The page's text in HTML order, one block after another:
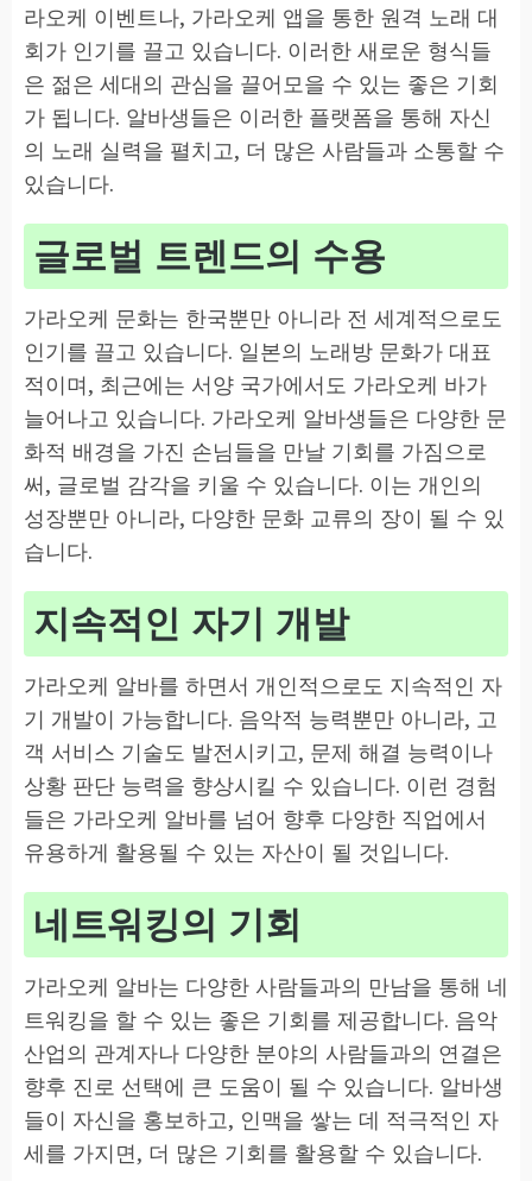
라오케 이벤트나, 가라오케 앱을 통한 원격 노래 대
회가 인기를 끌고 있습니다. 이러한 새로운 형식들
은 젊은 세대의 관심을 끌어모을 수 있는 좋은 기회
가 됩니다. 알바생들은 이러한 플랫폼을 통해 자신
의 노래 실력을 펼치고, 더 많은 사람들과 소통할 수
있습니다.
글로벌 트렌드의 수용
가라오케 문화는 한국뿐만 아니라 전 세계적으로도
인기를 끌고 있습니다. 일본의 노래방 문화가 대표
적이며, 최근에는 서양 국가에서도 가라오케 바가
늘어나고 있습니다. 가라오케 알바생들은 다양한 문
화적 배경을 가진 손님들을 만날 기회를 가짐으로
써, 글로벌 감각을 키울 수 있습니다. 이는 개인의
성장뿐만 아니라, 다양한 문화 교류의 장이 될 수 있
습니다.
지속적인 자기 개발
가라오케 알바를 하면서 개인적으로도 지속적인 자
기 개발이 가능합니다. 음악적 능력뿐만 아니라, 고
객 서비스 기술도 발전시키고, 문제 해결 능력이나
상황 판단 능력을 향상시킬 수 있습니다. 이런 경험
들은 가라오케 알바를 넘어 향후 다양한 직업에서
유용하게 활용될 수 있는 자산이 될 것입니다.
네트워킹의 기회
가라오케 알바는 다양한 사람들과의 만남을 통해 네
트워킹을 할 수 있는 좋은 기회를 제공합니다. 음악
산업의 관계자나 다양한 분야의 사람들과의 연결은
향후 진로 선택에 큰 도움이 될 수 있습니다. 알바생
들이 자신을 홍보하고, 인맥을 쌓는 데 적극적인 자
세를 가지면, 더 많은 기회를 활용할 수 있습니다.